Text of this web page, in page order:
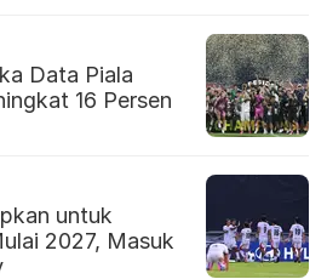
Data Piala
16 Persen
untuk
2027, Masuk